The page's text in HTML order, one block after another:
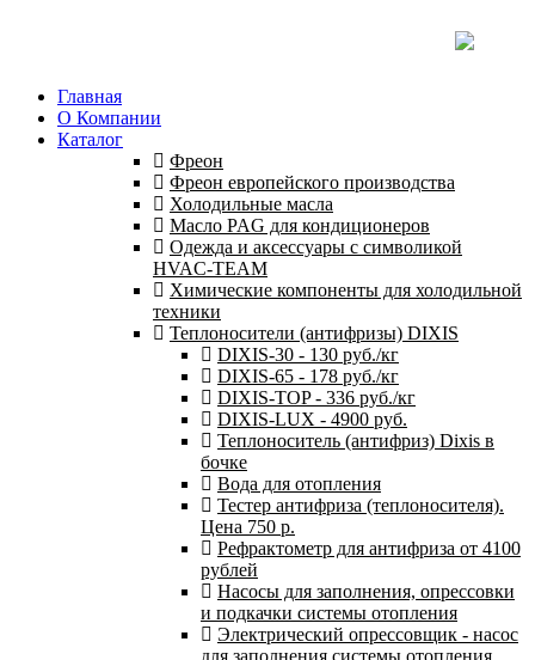
Главная
О Компании
Каталог
Фреон
Фреон европейского производства
Холодильные масла
Масло PAG для кондиционеров
Одежда и аксессуары с символикой
HVAC-TEAM
Химические компоненты для холодильной
техники
Теплоносители (антифризы) DIXIS
DIXIS-30 - 130 руб./кг
DIXIS-65 - 178 руб./кг
DIXIS-ТОP - 336 руб./кг
DIXIS-LUX - 4900 руб.
Теплоноситель (антифриз) Dixis в
бочке
Вода для отопления
Тестер антифриза (теплоносителя).
Цена 750 р.
Рефрактометр для антифриза от 4100
рублей
Насосы для заполнения, опрессовки
и подкачки системы отопления
Электрический опрессовщик - насос
для заполнения системы отопления